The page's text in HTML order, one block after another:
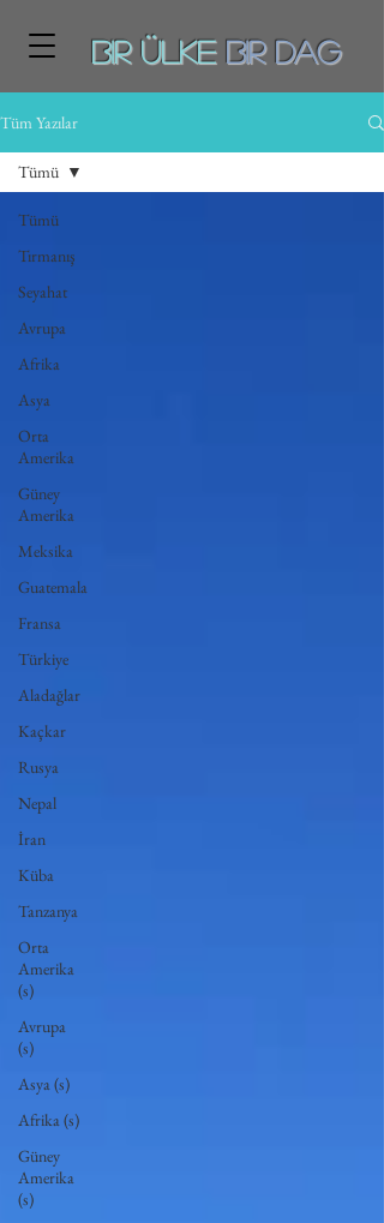
Bir ÜLKEBiR DAg
Tüm Yazılar
Tümü
Tırmanış
Seyahat
Avrupa
Afrika
Asya
Orta
Amerika
Güney
Amerika
Meksika
Guatemala
Fransa
Türkiye
Aladağlar
Kaçkar
Rusya
Nepal
İran
Küba
Tanzanya
Orta
Amerika
(s)
Avrupa
(s)
Asya (s)
Afrika (s)
Güney
Amerika
(s)
Tümü